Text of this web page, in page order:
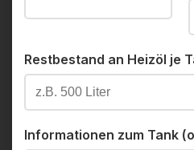
Restbestand an Heizöl je
Informationen zum Tank